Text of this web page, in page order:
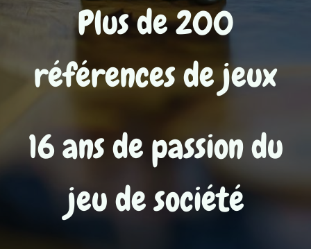
Plus de 200
références de jeux
16 ans de passion du
jeu de société